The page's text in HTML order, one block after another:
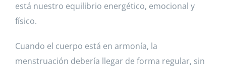
está nuestro equilibrio energético, emocional y
físico.
Cuando el cuerpo está en armonía, la
menstruación debería llegar de forma regular, sin